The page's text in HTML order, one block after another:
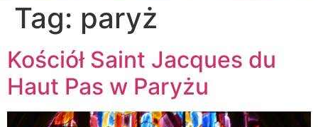
Tag: paryż
Kościół Saint Jacques du
Haut Pas w Paryżu